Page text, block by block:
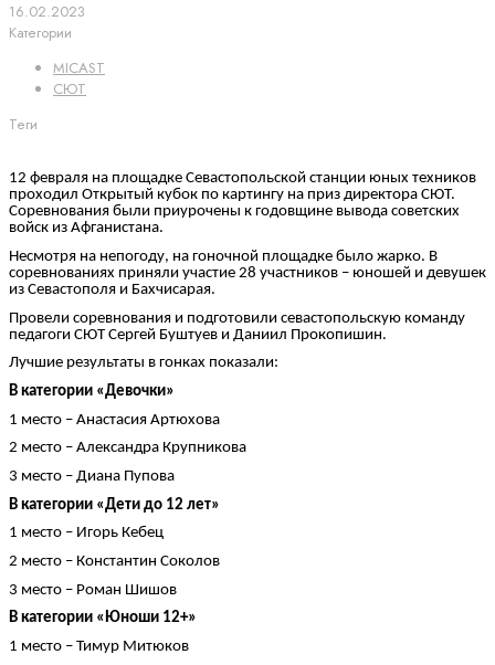
16.02.2023
Категории
MICAST
СЮТ
Теги
12 февраля на площадке Севастопольской станции юных техников
проходил Открытый кубок по картингу на приз директора СЮТ.
Соревнования были приурочены к годовщине вывода советских
войск из Афганистана.
Несмотря на непогоду, на гоночной площадке было жарко. В
соревнованиях приняли участие 28 участников – юношей и девушек
из Севастополя и Бахчисарая.
Провели соревнования и подготовили севастопольскую команду
педагоги СЮТ Сергей Буштуев и Даниил Прокопишин.
Лучшие результаты в гонках показали:
В категории «Девочки»
1 место – Анастасия Артюхова
2 место – Александра Крупникова
3 место – Диана Пупова
В категории «Дети до 12 лет»
1 место – Игорь Кебец
2 место – Константин Соколов
3 место – Роман Шишов
В категории «Юноши 12+»
1 место – Тимур Митюков